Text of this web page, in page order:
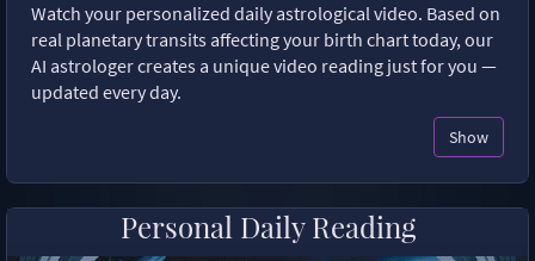
Watch your personalized daily astrological video. Based on
real planetary transits affecting your birth chart today, our
AI astrologer creates a unique video reading just for you —
updated every day.
Show
Personal Daily Reading